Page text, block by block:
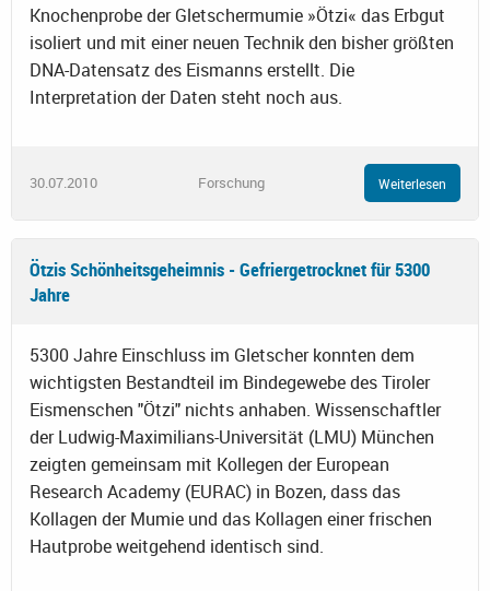
Knochenprobe der Gletschermumie »Ötzi« das Erbgut
isoliert und mit einer neuen Technik den bisher größten
DNA-Datensatz des Eismanns erstellt. Die
Interpretation der Daten steht noch aus.
30.07.2010 Forschung Weiterlesen
Ötzis Schönheitsgeheimnis - Gefriergetrocknet für 5300
Jahre
5300 Jahre Einschluss im Gletscher konnten dem
wichtigsten Bestandteil im Bindegewebe des Tiroler
Eismenschen "Ötzi" nichts anhaben. Wissenschaftler
der Ludwig-Maximilians-Universität (LMU) München
zeigten gemeinsam mit Kollegen der European
Research Academy (EURAC) in Bozen, dass das
Kollagen der Mumie und das Kollagen einer frischen
Hautprobe weitgehend identisch sind.